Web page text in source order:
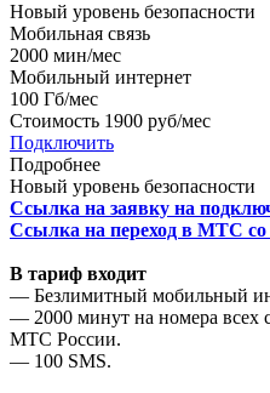
Новый уровень безопасности
Мобильная связь
2000 мин/мес
Мобильный интернет
100 Гб/мес
Стоимость 1900 руб/мес
Подключить
Подробнее
Новый уровень безопасности
Ссылка на заявку на
Ссылка на переход в МТС
В тариф входит
— Безлимитный мобильный
— 2000 минут на номера всех
МТС России.
— 100 SMS.